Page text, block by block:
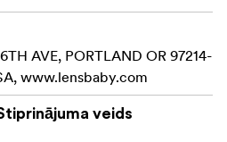
augstumus. Ar diafragmas
f/22, tam ir pilnībā metāla
manuāli regulējama iekšējā
īpašos ielaižamos
AVE, PORTLAND OR 97214-
www.lensbaby.com
veids